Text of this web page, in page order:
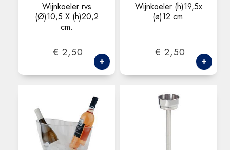
Wijnkoeler rvs
(Ø)10,5 X (h)20,2
cm.
€ 2,50
Wijnkoeler (h)19,5x
(ø)12 cm.
€ 2,50